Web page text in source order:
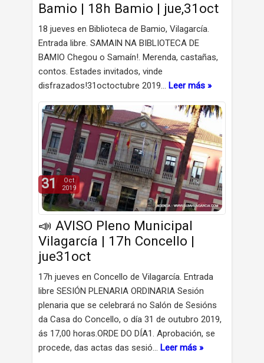
Bamio | 18h Bamio | jue,31oct
18 jueves en Biblioteca de Bamio, Vilagarcía.
Entrada libre. SAMAIN NA BIBLIOTECA DE
BAMIO Chegou o Samaín!. Merenda, castañas,
contos. Estades invitados, vinde
disfrazados!31octoctubre 2019… Leer más »
📣 AVISO Pleno Municipal
Vilagarcía | 17h Concello |
jue31oct
17h jueves en Concello de Vilagarcía. Entrada
libre SESIÓN PLENARIA ORDINARIA Sesión
plenaria que se celebrará no Salón de Sesións
da Casa do Concello, o día 31 de outubro 2019,
ás 17,00 horas.ORDE DO DÍA1. Aprobación, se
procede, das actas das sesió… Leer más »
31
Oct
2019